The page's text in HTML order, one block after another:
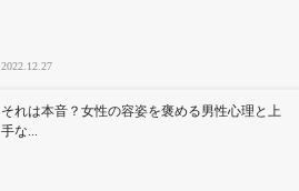
2022.12.27
それは本音？女性の容姿を褒める男性心理と上
手な...